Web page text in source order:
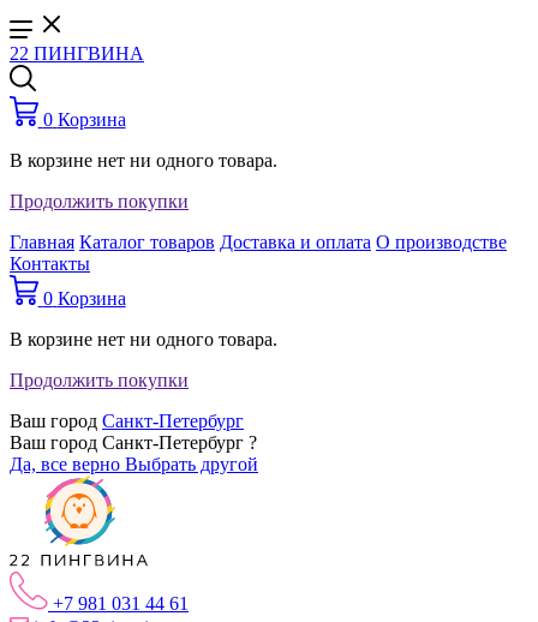
22 ПИНГВИНА
0 Корзина
В корзине нет ни одного товара.
Продолжить покупки
Главная Каталог товаров Доставка и оплата О производстве
Контакты
0 Корзина
В корзине нет ни одного товара.
Продолжить покупки
Ваш город Санкт-Петербург
Ваш город Санкт-Петербург ?
Да, все верно Выбрать другой
+7 981 031 44 61